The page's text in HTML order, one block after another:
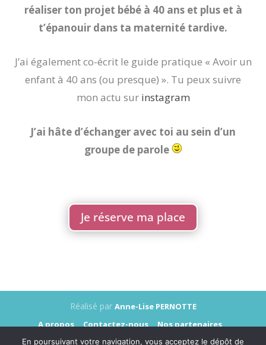
réaliser ton projet bébé à 40 ans et plus et à
t’épanouir dans ta maternité tardive.
J’ai également co-écrit le guide pratique « Avoir un
enfant à 40 ans (ou presque) ». Tu peux suivre
mon actu sur instagram
J’ai hâte d’échanger avec toi au sein d’un
groupe de parole
Je réserve ma place
Réalisé par Anne-Lise PERNOTTE
A propos
Contactez-nous
Nos partenaires
Annonceurs
Presse Mentions légales
En poursuivant votre navigation, vous acceptez le dépôt de